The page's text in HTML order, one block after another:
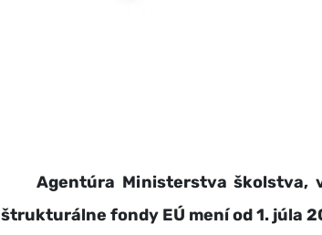
Agentúra Ministerstva školstva,
štrukturálne fondy EÚ mení od 1. júla